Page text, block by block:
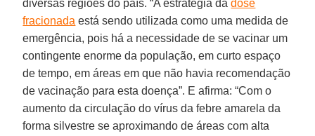
diversas regiões do país. “A estratégia dadose
fracionada está sendo utilizada como uma medida de
emergência, pois há a necessidade de se vacinar um
contingente enorme da população, em curto espaço
de tempo, em áreas em que não havia recomendação
de vacinação para esta doença”. E afirma: “Com o
aumento da circulação do vírus da febre amarela da
forma silvestre se aproximando de áreas com alta